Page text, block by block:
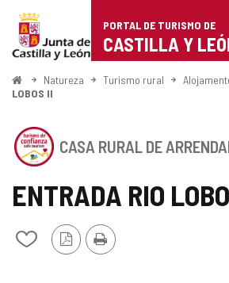
Portal
de
Turismo
de
Castilla
León
PORTAL DE TURISMO DE
CASTILLA Y
ComeçoNatureza Turismo rural
LOBOS II
ENTRADA RIO
AdicionarVersão
PDF
Imprimir
CASA RURAL DE
estabelecimento
SELO
CONFIANçA
TURíSTICA